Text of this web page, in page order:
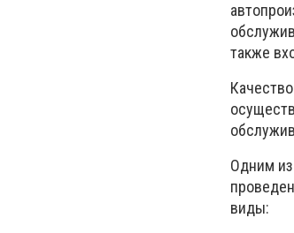
также
Одним
виды: